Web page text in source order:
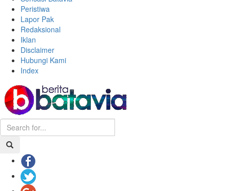
Peristiwa
Lapor Pak
Redaksional
Iklan
Disclaimer
Hubungi Kami
Index